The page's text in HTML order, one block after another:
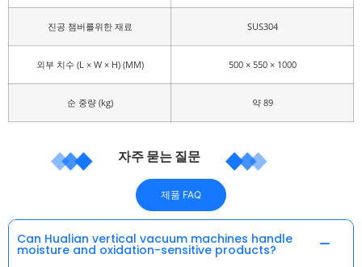
진공 챔버를위한 재료 SUS304
외부 치수 (L × W × H) (MM) 500 × 550 × 1000
순 중량 (kg) 약 89
자주 묻는 질문
제품 FAQ
Can Hualian vertical vacuum machines handle
moisture and oxidation-sensitive products?